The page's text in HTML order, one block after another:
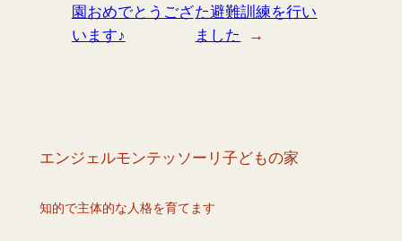
園おめでとうござ
います♪
た避難訓練を行い
ました
→
エンジェルモンテッソーリ子どもの家
知的で主体的な人格を育てます